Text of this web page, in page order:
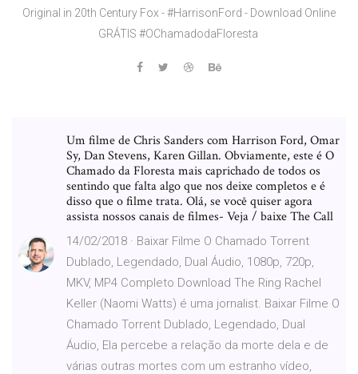
Original in 20th Century Fox - #HarrisonFord - Download Online
GRÁTIS #OChamadodaFloresta
Um filme de Chris Sanders com Harrison Ford, Omar
Sy, Dan Stevens, Karen Gillan. Obviamente, este é O
Chamado da Floresta mais caprichado de todos os
sentindo que falta algo que nos deixe completos e é
disso que o filme trata. Olá, se você quiser agora
assista nossos canais de filmes- Veja / baixe The Call
14/02/2018 · Baixar Filme O Chamado Torrent
Dublado, Legendado, Dual Áudio, 1080p, 720p,
MKV, MP4 Completo Download The Ring Rachel
Keller (Naomi Watts) é uma jornalist. Baixar Filme O
Chamado Torrent Dublado, Legendado, Dual
Áudio, Ela percebe a relação da morte dela e de
várias outras mortes com um estranho vídeo,